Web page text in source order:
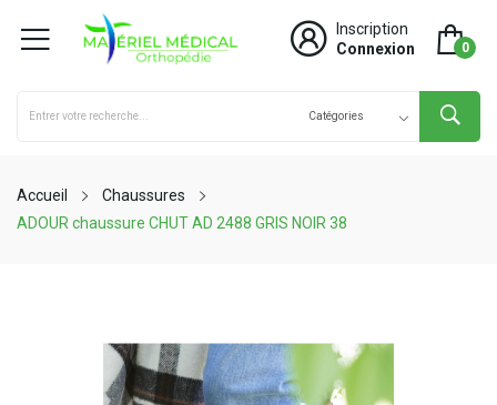
Inscription
Connexion
0
Accueil
Chaussures
ADOUR chaussure CHUT AD 2488 GRIS NOIR 38